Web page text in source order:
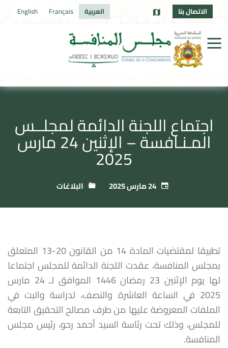
الاتصال بنا العربية Français
English
اجتماع اللجنة الدائمة لمجلــس
المـنـافسة – الإثنين 24 مارس
2025
24 مارس 2025 البلاغات
تطبيقا لمقتضيات المادة 14 من القانون 20-13 المتعلق
بمجلس المنافسة، عقدت اللجنة الدائمة للمجلس اجتماعا
لها يوم الإثنين 23 رمضان 1446 الموافق لـ 24 مارس
2025 في الساعة العاشرة والنصف، لدراسة والبت في
الملفات المعروضة عليها من طرف مصالح التحقيق التابعة
للمجلس، وذلك تحت رئاسة السيد أحمد رحو، رئيس مجلس
المنافسة.